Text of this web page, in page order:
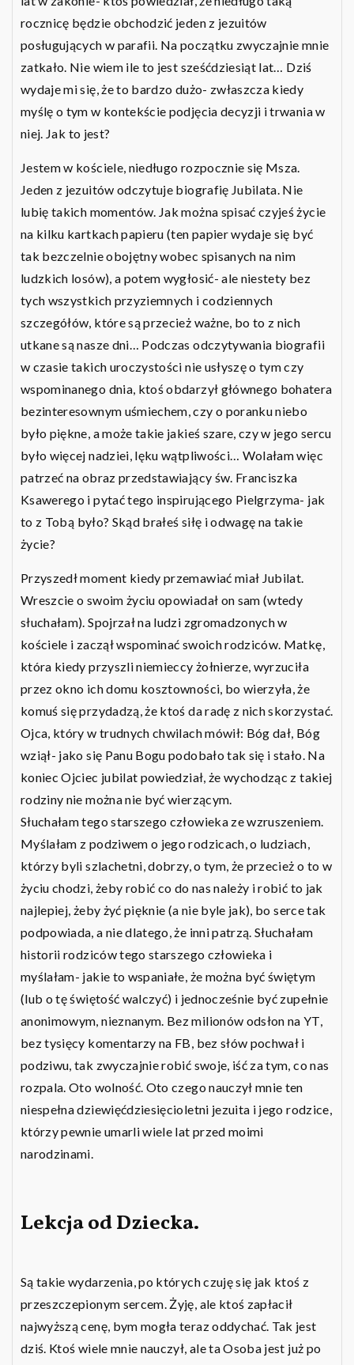
rocznicę będzie obchodzić jeden z jezuitów
posługujących w parafii. Na początku zwyczajnie mnie
zatkało. Nie wiem ile to jest sześćdziesiąt lat… Dziś
wydaje mi się, że to bardzo dużo- zwłaszcza kiedy
myślę o tym w kontekście podjęcia decyzji i trwania w
niej. Jak to jest?
Jestem w kościele, niedługo rozpocznie się Msza.
Jeden z jezuitów odczytuje biografię Jubilata. Nie
lubię takich momentów. Jak można spisać czyjeś życie
na kilku kartkach papieru (ten papier wydaje się być
tak bezczelnie obojętny wobec spisanych na nim
ludzkich losów), a potem wygłosić- ale niestety bez
tych wszystkich przyziemnych i codziennych
szczegółów, które są przecież ważne, bo to z nich
utkane są nasze dni… Podczas odczytywania biografii
w czasie takich uroczystości nie usłyszę o tym czy
wspominanego dnia, ktoś obdarzył głównego bohatera
bezinteresownym uśmiechem, czy o poranku niebo
było piękne, a może takie jakieś szare, czy w jego sercu
było więcej nadziei, lęku wątpliwości… Wolałam więc
patrzeć na obraz przedstawiający św. Franciszka
Ksawerego i pytać tego inspirującego Pielgrzyma- jak
to z Tobą było? Skąd brałeś siłę i odwagę na takie
życie?
Przyszedł moment kiedy przemawiać miał Jubilat.
Wreszcie o swoim życiu opowiadał on sam (wtedy
słuchałam). Spojrzał na ludzi zgromadzonych w
kościele i zaczął wspominać swoich rodziców. Matkę,
która kiedy przyszli niemieccy żołnierze, wyrzuciła
przez okno ich domu kosztowności, bo wierzyła, że
komuś się przydadzą, że ktoś da radę z nich skorzystać.
Ojca, który w trudnych chwilach mówił: Bóg dał, Bóg
wziął- jako się Panu Bogu podobało tak się i stało. Na
koniec Ojciec jubilat powiedział, że wychodząc z takiej
rodziny nie można nie być wierzącym.
Słuchałam tego starszego człowieka ze wzruszeniem.
Myślałam z podziwem o jego rodzicach, o ludziach,
którzy byli szlachetni, dobrzy, o tym, że przecież o to w
życiu chodzi, żeby robić co do nas należy i robić to jak
najlepiej, żeby żyć pięknie (a nie byle jak), bo serce tak
podpowiada, a nie dlatego, że inni patrzą. Słuchałam
historii rodziców tego starszego człowieka i
myślałam- jakie to wspaniałe, że można być świętym
(lub o tę świętość walczyć) i jednocześnie być zupełnie
anonimowym, nieznanym. Bez milionów odsłon na YT,
bez tysięcy komentarzy na FB, bez słów pochwał i
podziwu, tak zwyczajnie robić swoje, iść za tym, co nas
rozpala. Oto wolność. Oto czego nauczył mnie ten
niespełna dziewięćdziesięcioletni jezuita i jego rodzice,
którzy pewnie umarli wiele lat przed moimi
narodzinami.
Lekcja od Dziecka.
Są takie wydarzenia, po których czuję się jak ktoś z
przeszczepionym sercem. Żyję, ale ktoś zapłacił
najwyższą cenę, bym mogła teraz oddychać. Tak jest
dziś. Ktoś wiele mnie nauczył, ale ta Osoba jest już po